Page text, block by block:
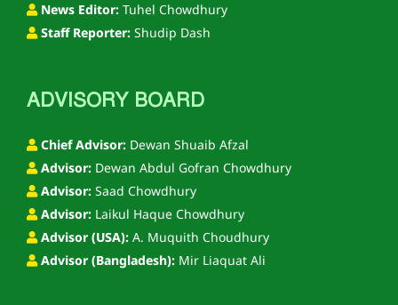
News Editor: Tuhel Chowdhury
Staff Reporter: Shudip Dash
ADVISORY BOARD
Chief Advisor: Dewan Shuaib Afzal
Advisor: Dewan Abdul Gofran Chowdhury
Advisor: Saad Chowdhury
Advisor: Laikul Haque Chowdhury
Advisor (USA): A. Muquith Choudhury
Advisor (Bangladesh): Mir Liaquat Ali